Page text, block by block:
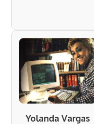
Yolanda Vargas